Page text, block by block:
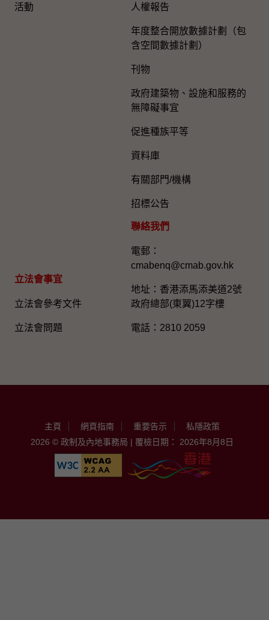
活動
立法會事宜
立法會參考文件
立法會問題
人權報告
年度整合開放數據計劃（包
含空間數據計劃）
刊物
政府建築物、設施和服務的
無障礙事宜
促進種族平等
資料庫
有關部門/機構
招標公告
聯絡我們
電郵：
cmabenq@cmab.gov.hk​
地址：香港添馬添美道2號
政府總部(東翼)12字樓
電話：2810 2059
主頁 網頁指南 重要告示
私隱政策
2026 © 政制及內地事務局 | 覆檢日期： 2026年8月8日